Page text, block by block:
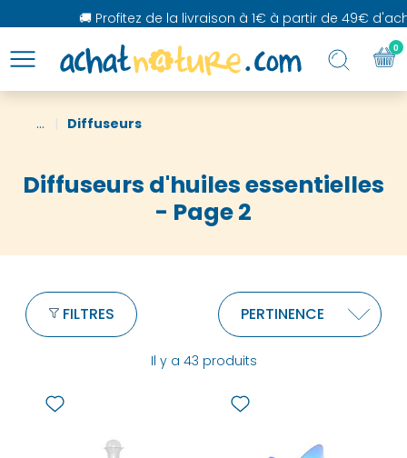
🚚 Profitez de la livraison à 1€ à partir de 49€ d'achat
... Diffuseurs
Diffuseurs d'huiles essentielles
- Page 2
Il y a 43 produits
FILTRES
0